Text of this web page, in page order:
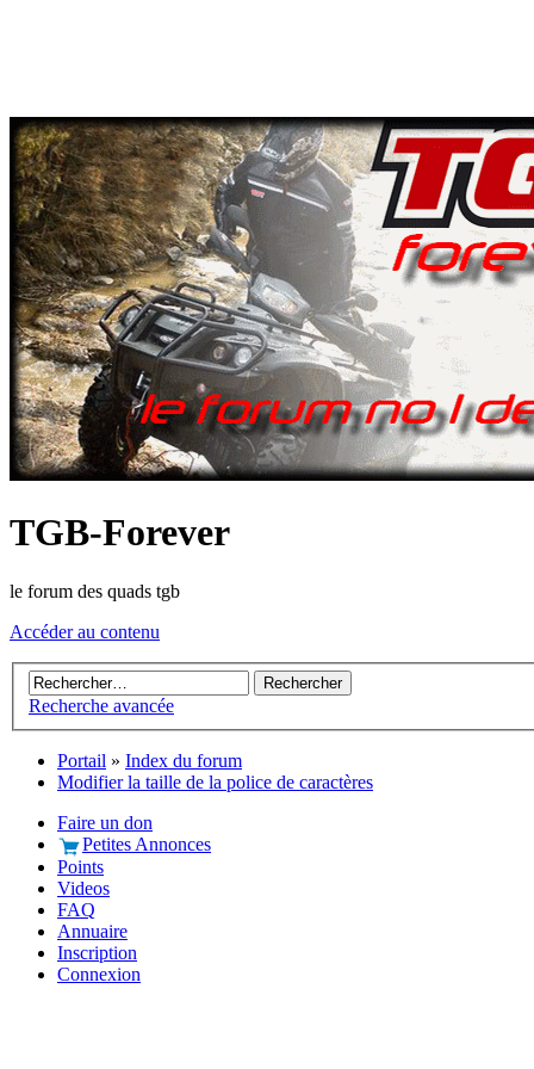
TGB-Forever
le forum des quads tgb
Accéder au contenu
Recherche avancée
Portail » Index du forum
Modifier la taille de la police de caractères
Faire un don
Petites Annonces
Points
Videos
FAQ
Annuaire
Inscription
Connexion